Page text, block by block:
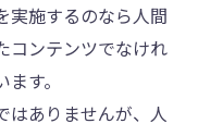
実施するのなら人間
コンテンツでなけれ
す。
はありませんが、人